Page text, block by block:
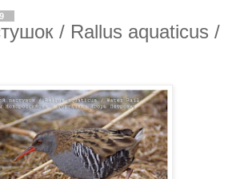
/ Rallus aquaticus /